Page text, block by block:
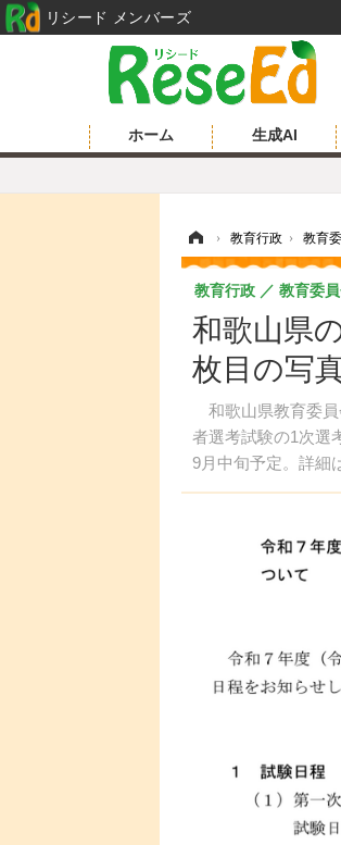
ホーム 生成AI
› 教育行政 › 教育
和歌山県
枚目の写
和歌山県教育委員
者選考試験の1次選
9月中旬予定。詳細
教育行政 教育委
リシード メンバーズ